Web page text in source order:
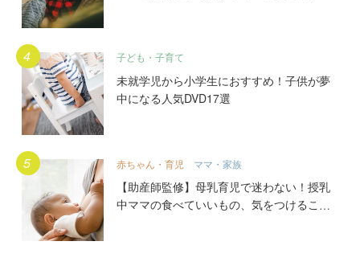
子ども・子育て
未就学児から小学生におすすめ！子供が夢
中になる人気DVD17選
赤ちゃん・育児 ママ・家族
【助産師監修】母乳育児で迷わない！授乳
中ママの食べていいもの、気をつけること